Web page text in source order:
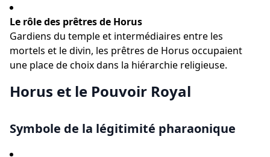
Le rôle des prêtres de Horus
Gardiens du temple et intermédiaires entre les
mortels et le divin, les prêtres de Horus occupaient
une place de choix dans la hiérarchie religieuse.
Horus et le Pouvoir Royal
Symbole de la légitimité pharaonique